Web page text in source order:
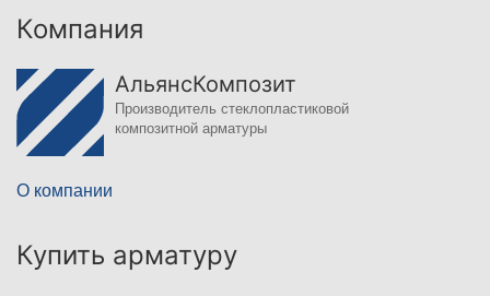
Компания
АльянсКомпозит
Производитель стеклопластиковой
композитной арматуры
О компании
Купить арматуру